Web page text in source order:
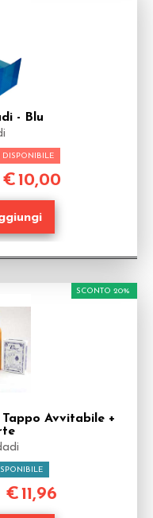
- Blu
DISPONIBILE
€10,00
Avvitabile +
SCONTO 20%
€11,96